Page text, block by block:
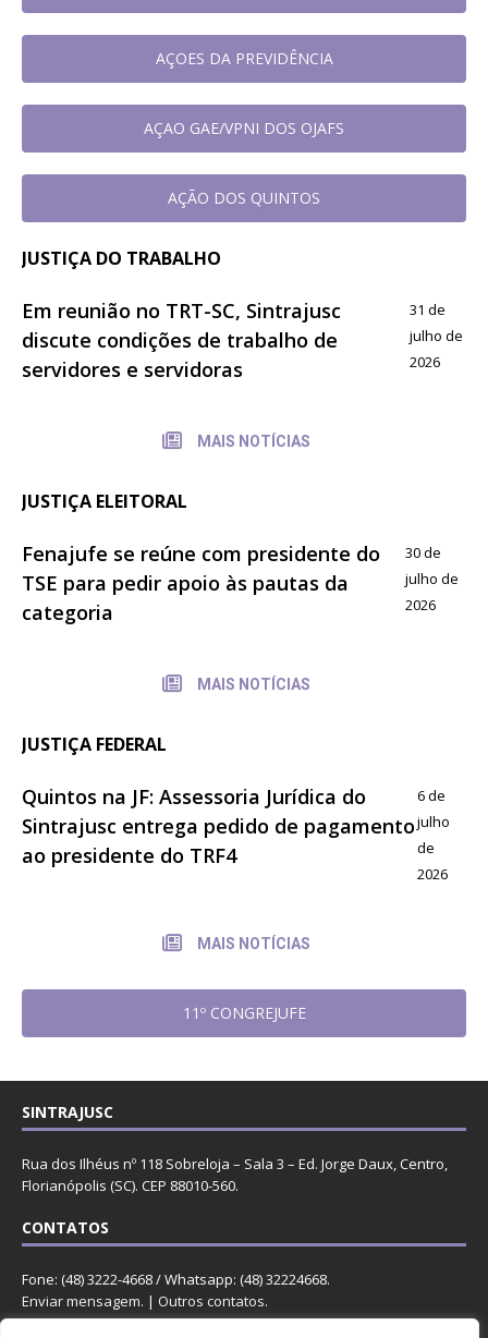
AÇOES DA PREVIDÊNCIA
AÇAO GAE/VPNI DOS OJAFS
AÇÃO DOS QUINTOS
JUSTIÇA DO TRABALHO
Em reunião no TRT-SC, Sintrajusc
discute condições de trabalho de
servidores e servidoras
31 de
julho de
2026
MAIS NOTÍCIAS
JUSTIÇA ELEITORAL
Fenajufe se reúne com presidente do
TSE para pedir apoio às pautas da
categoria
30 de
julho de
2026
MAIS NOTÍCIAS
JUSTIÇA FEDERAL
Quintos na JF: Assessoria Jurídica do
Sintrajusc entrega pedido de pagamento
ao presidente do TRF4
6 de
julho
de
2026
MAIS NOTÍCIAS
11º CONGREJUFE
SINTRAJUSC
Rua dos Ilhéus nº 118 Sobreloja – Sala 3 – Ed. Jorge Daux, Centro,
Florianópolis (SC). CEP 88010-560.
CONTATOS
Fone: (48) 3222-4668 / Whatsapp: (48) 32224668.
Enviar mensagem. | Outros contatos.